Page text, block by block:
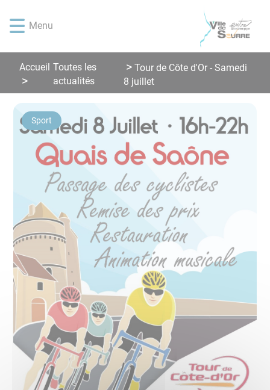
d'accès
rapide
menu
d'accès
rapide
contenu
principal
d'accès
rapide
recherche
d'accès
rapide
Menu
Accueil Toutes les
actualités
Tour de Côte d'Or - Samedi
8 juillet
Sport